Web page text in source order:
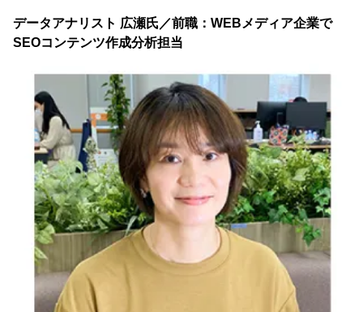
データアナリスト 広瀬氏／前職：WEBメディア企業で
SEOコンテンツ作成分析担当